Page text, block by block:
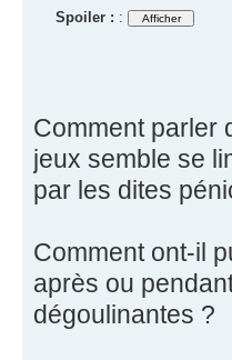
Spoiler : :
Comment parler
jeux semble se
par les dites
Comment ont-il
après ou
dégoulinantes ?